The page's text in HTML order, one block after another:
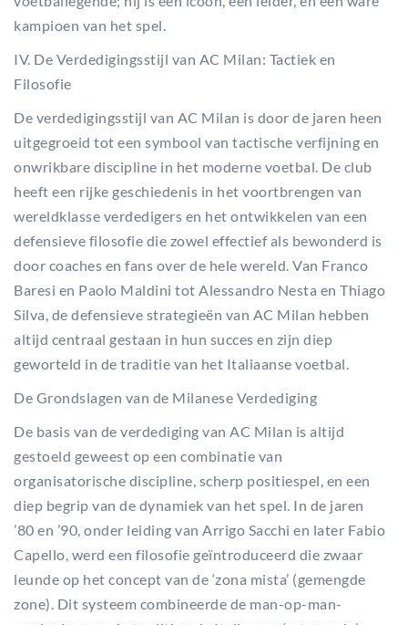
kampioen van het spel.
IV. De Verdedigingsstijl van AC Milan: Tactiek en
Filosofie
De verdedigingsstijl van AC Milan is door de jaren heen
uitgegroeid tot een symbool van tactische verfijning en
onwrikbare discipline in het moderne voetbal. De club
heeft een rijke geschiedenis in het voortbrengen van
wereldklasse verdedigers en het ontwikkelen van een
defensieve filosofie die zowel effectief als bewonderd is
door coaches en fans over de hele wereld. Van Franco
Baresi en Paolo Maldini tot Alessandro Nesta en Thiago
Silva, de defensieve strategieën van AC Milan hebben
altijd centraal gestaan in hun succes en zijn diep
geworteld in de traditie van het Italiaanse voetbal.
De Grondslagen van de Milanese Verdediging
De basis van de verdediging van AC Milan is altijd
gestoeld geweest op een combinatie van
organisatorische discipline, scherp positiespel, en een
diep begrip van de dynamiek van het spel. In de jaren
’80 en ’90, onder leiding van Arrigo Sacchi en later Fabio
Capello, werd een filosofie geïntroduceerd die zwaar
leunde op het concept van de ‘zona mista’ (gemengde
zone). Dit systeem combineerde de man-op-man-